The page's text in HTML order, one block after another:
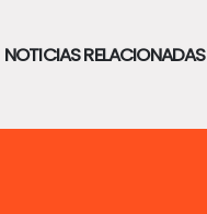
NOTICIAS RELACIONADAS